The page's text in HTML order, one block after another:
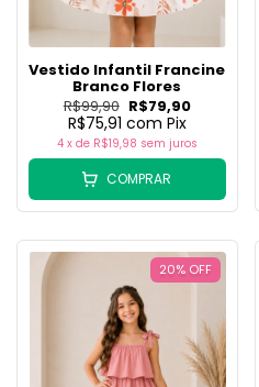
Vestido Infantil Francine
Branco Flores
R$99,90 R$79,90
R$75,91 com Pix
4 x de R$19,98 sem juros
COMPRAR
20% OFF